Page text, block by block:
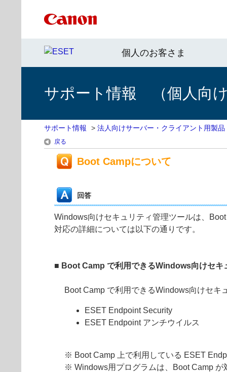
個人のお客さま
サポート情報 （個人向
サポート情報 > 法人向けサーバー・クライアント用製
戻る
Boot Campについて
回答
Windows向けセキュリティ管理ツールは、
対応の詳細については以下の通りです。
■ Boot Camp で利用できるWindows向けセキ
Boot Camp で利用できるWindows向けセキ
ESET Endpoint Security
ESET Endpoint アンチウイルス
※ Boot Camp 上で利用している ESET
※ Windows用プログラムは、Boot Camp